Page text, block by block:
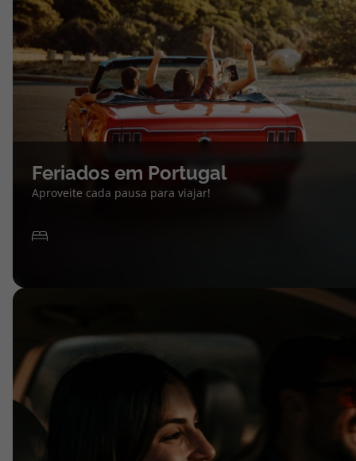
Feriados em Portugal
Aproveite cada pausa para viajar!